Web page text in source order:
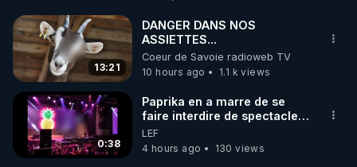
https://www.warmcook.com/14-kuvings
Alors comme ça la détox ça n'existe pas ?
Petit cours de physiologie pour les médecins de
plateau qui jouent sur les mots pour au final vous
détourner de la puissance de la vie en vous.
Un cours de physiologie, un jus pour la
détoxification de l'organisme, un livre fabuleux de
retour que son éditrice vient nous présenter, c'est
13:21
DANGER DANS NOS
ASSIETTES...
Coeur de Savoie radioweb TV
10 hours ago
1.1 k views
0:38
Paprika en a marre de se
faire interdire de spectacle.
Elle décide donc de devenir
DJ !
LEF
4 hours ago
130 views